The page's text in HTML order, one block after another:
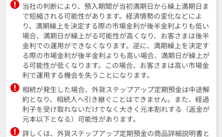
当社の判断により、預入期間が当初満期日から繰上満期日ま
で短縮される可能性があります。経済情勢の変化などによ
り、満期繰上を決定する際の市場金利が後半金利よりも低い
場合、満期日が繰上がる可能性が高くなり、お客さまは後半
金利での運用ができなくなります。逆に、満期繰上を決定す
る際の市場金利が後半金利よりも高い場合、満期日が繰上が
る可能性が低くなります。この場合、お客さまは高い市場金
利で運用する機会を失うことになります。
相続が発生した場合、外貨ステップアップ定期預金は中途解
約となり、相続人へ引き継ぐことはできません。また、経過
利子を受け取れないだけでなく大きく元本割れする（返金が
元本以下となる）可能性があります。
詳しくは、外貨ステップアップ定期預金の商品詳細説明書と